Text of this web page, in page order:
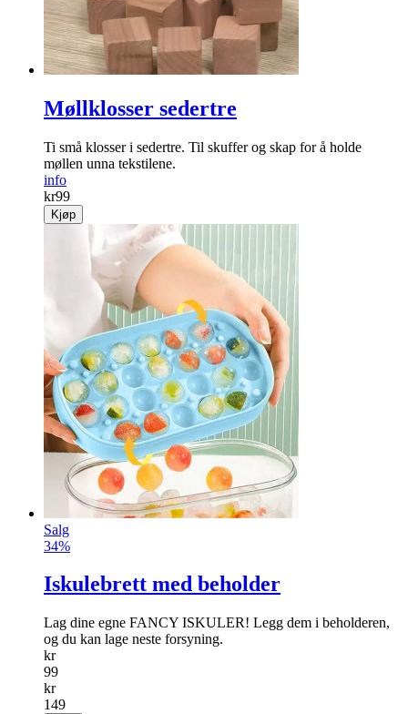
Møllklosser sedertre
Ti små klosser i sedertre. Til skuffer og skap for å holde
møllen unna tekstilene.
info
kr99
Kjøp
Salg
34%
Iskulebrett med beholder
Lag dine egne FANCY ISKULER! Legg dem i beholderen,
og du kan lage neste forsyning.
kr
99
kr
149